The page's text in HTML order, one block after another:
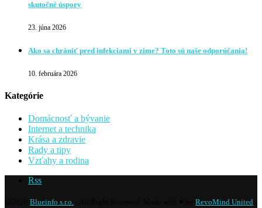
skutočné úspory
23. júna 2026
Ako sa chrániť pred infekciami v zime? Toto sú naše odporúčania!
10. februára 2026
Kategórie
Domácnosť a bývanie
Internet a technika
Krása a zdravie
Rady a tipy
Vzťahy a rodina
Rss
Blueinfo s.r.o.
RevoMind United